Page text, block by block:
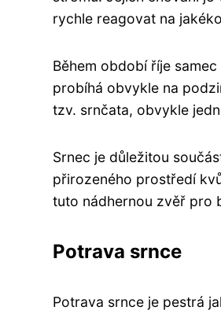
rychle reagovat na
Během období říje
probíhá obvykle na
tzv. srnčata, obvykle
Srnec je důležitou
přirozeného prostředí
tuto nádhernou zvěř pro
Potrava srnce
Potrava srnce je pestrá